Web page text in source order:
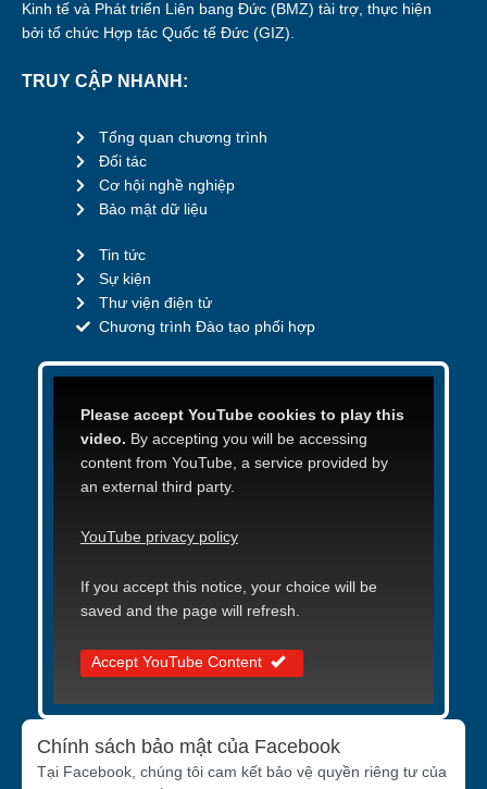
Kinh tế và Phát triển Liên bang Đức (BMZ) tài trợ, thực hiện
bởi tổ chức Hợp tác Quốc tế Đức (GIZ).
TRUY CẬP NHANH:
Tổng quan chương trình
Đối tác
Cơ hội nghề nghiệp
Bảo mật dữ liệu
Tin tức
Sự kiện
Thư viện điện tử
Chương trình Đào tạo phối hợp
Please accept YouTube cookies to play this
video. By accepting you will be accessing
content from YouTube, a service provided by
an external third party.
YouTube privacy policy
If you accept this notice, your choice will be
saved and the page will refresh.
Accept YouTube Content
Chính sách bảo mật của Facebook
Tại Facebook, chúng tôi cam kết bảo vệ quyền riêng tư của